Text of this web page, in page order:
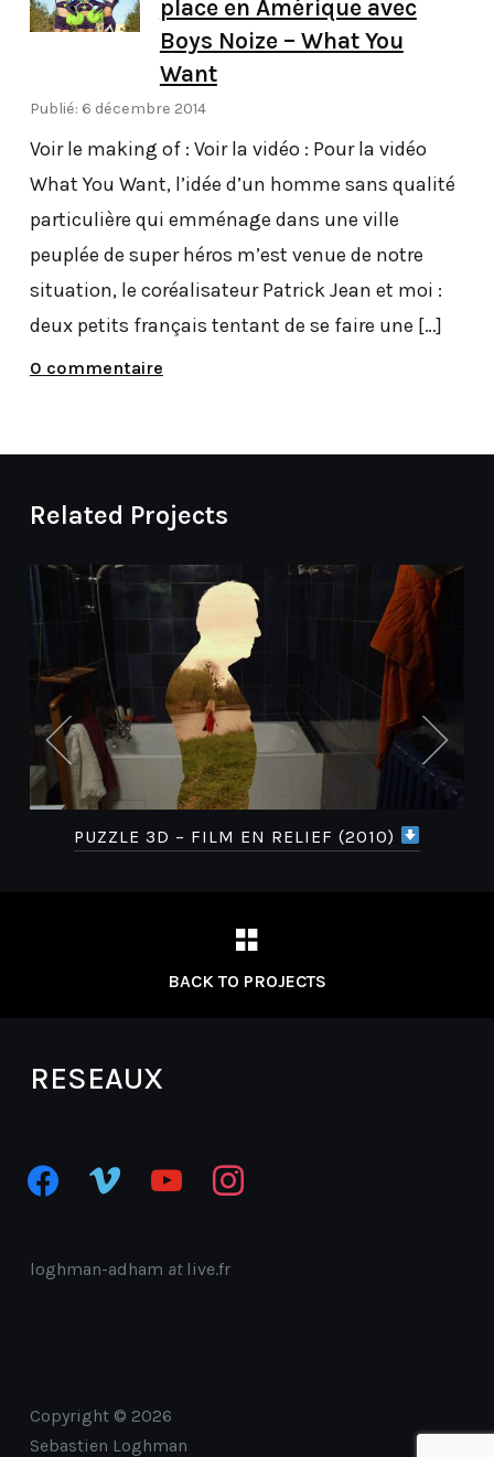
place en Amérique avec
Boys Noize – What You
Want
Publié: 6 décembre 2014
Voir le making of : Voir la vidéo : Pour la vidéo
What You Want, l’idée d’un homme sans qualité
particulière qui emménage dans une ville
peuplée de super héros m’est venue de notre
situation, le coréalisateur Patrick Jean et moi :
deux petits français tentant de se faire une […]
0 commentaire
Related Projects
PUZZLE 3D – FILM EN RELIEF (2010)
BACK TO PROJECTS
RESEAUX
facebookvimeo youtube instagram
loghman-adham atlive.fr
Copyright © 2026
Sebastien Loghman